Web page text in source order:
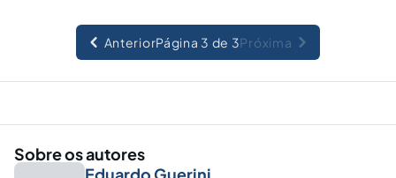
AnteriorPágina 3 de 3Próxima
Sobre os autores